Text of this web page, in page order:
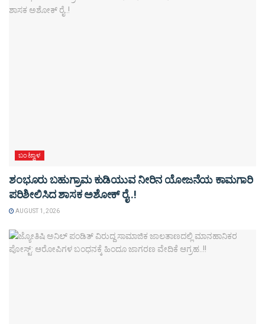
ಬಂಟ್ವಾಳ
ಶಂಭೂರು ಬಹುಗ್ರಾಮ ಕುಡಿಯುವ ನೀರಿನ ಯೋಜನೆಯ ಕಾಮಗಾರಿ
ಪರಿಶೀಲಿಸಿದ ಶಾಸಕ ಅಶೋಕ್ ರೈ..!
AUGUST 1, 2026